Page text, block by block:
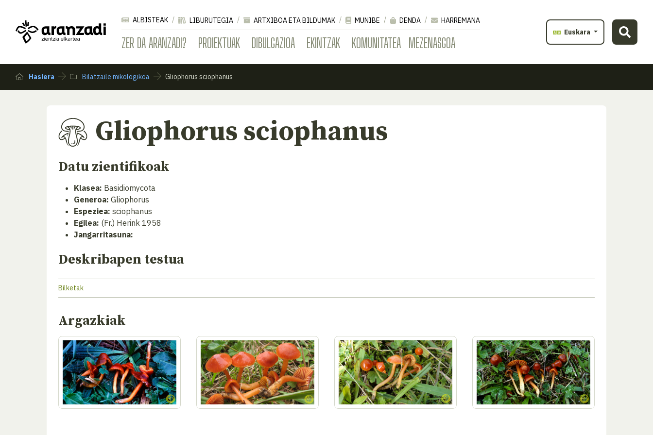
ZER DA ARANZADI? PROIEKTUAK DIBULGAZIOA EKINTZAK KOMUNITATEA MEZENASGOA
ALBISTEAK LIBURUTEGIA ARTXIBOA ETA BILDUMAK MUNIBE DENDA
HARREMANA
Euskara
Hasiera Bilatzaile mikologikoa Gliophorus sciophanus
Gliophorus sciophanus
Datu zientifikoak
Klasea: Basidiomycota
Generoa: Gliophorus
Espeziea: sciophanus
Egilea: (Fr.) Herink 1958
Jangarritasuna:
Deskribapen testua
Bilketak
Argazkiak